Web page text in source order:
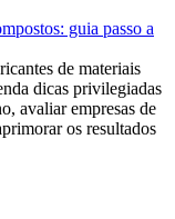
guia passo a
de materiais
dicas privilegiadas
avaliar empresas de
os resultados